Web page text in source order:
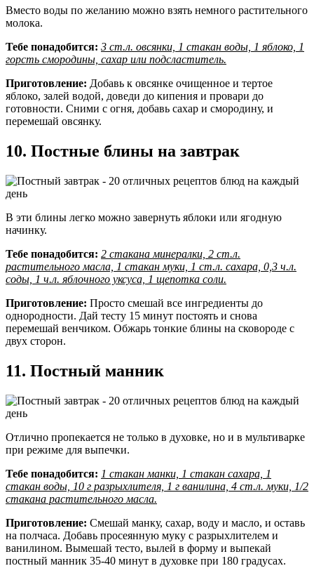
Вместо воды по желанию можно взять немного растительного
молока.
Тебе понадобится: 3 ст.л. овсянки, 1 стакан воды, 1 яблоко, 1
горсть смородины, сахар или подсластитель.
Приготовление: Добавь к овсянке очищенное и тертое
яблоко, залей водой, доведи до кипения и провари до
готовности. Сними с огня, добавь сахар и смородину, и
перемешай овсянку.
10. Постные блины на завтрак
В эти блины легко можно завернуть яблоки или ягодную
начинку.
Тебе понадобится: 2 стакана минералки, 2 ст.л.
растительного масла, 1 стакан муки, 1 ст.л. сахара, 0,3 ч.л.
соды, 1 ч.л. яблочного уксуса, 1 щепотка соли.
Приготовление: Просто смешай все ингредиенты до
однородности. Дай тесту 15 минут постоять и снова
перемешай венчиком. Обжарь тонкие блины на сковороде с
двух сторон.
11. Постный манник
Отлично пропекается не только в духовке, но и в мультиварке
при режиме для выпечки.
Тебе понадобится: 1 стакан манки, 1 стакан сахара, 1
стакан воды, 10 г разрыхлителя, 1 г ванилина, 4 ст.л. муки, 1/2
стакана растительного масла.
Приготовление: Смешай манку, сахар, воду и масло, и оставь
на полчаса. Добавь просеянную муку с разрыхлителем и
ванилином. Вымешай тесто, вылей в форму и выпекай
постный манник 35-40 минут в духовке при 180 градусах.